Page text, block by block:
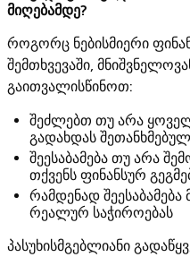
მიღებამდე?
როგორც ნებისმიერი
შემთხვევაში,
გაითვალისწინოთ:
შეძლებთ თუ არა
გადახდას
შეესაბამება თუ არა
თქვენს ფინანსურ
რამდენად
რეალურ საჭიროებას
პასუხისმგებლიანი